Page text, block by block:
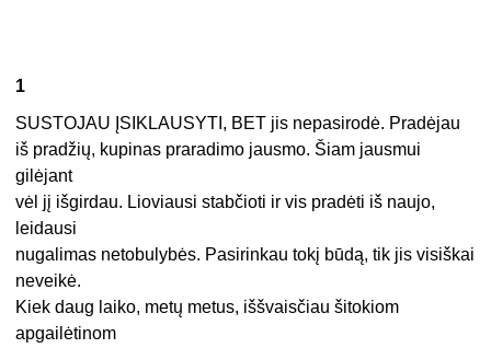
1
SUSTOJAU ĮSIKLAUSYTI, BET jis nepasirodė. Pradėjau
iš pradžių, kupinas praradimo jausmo. Šiam jausmui
gilėjant
vėl jį išgirdau. Lioviausi stabčioti ir vis pradėti iš naujo,
leidausi
nugalimas netobulybės. Pasirinkau tokį būdą, tik jis visiškai
neveikė.
Kiek daug laiko, metų metus, iššvaisčiau šitokiom
apgailėtinom